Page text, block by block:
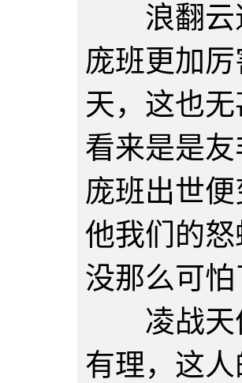
浪翻云道
庞班更加
天，这也
看来是是
庞班出世
他我们的
没那么可怕
凌战天仔
有理，这